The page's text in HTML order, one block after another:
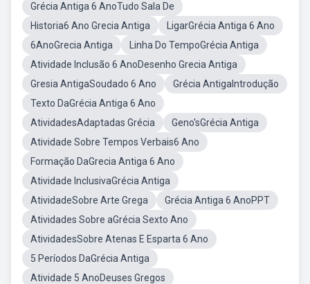
Grécia Antiga 6 AnoTudo Sala De
Historia6 Ano Grecia Antiga
LigarGrécia Antiga 6 Ano
6AnoGrecia Antiga
Linha Do TempoGrécia Antiga
Atividade Inclusão 6 AnoDesenho Grecia Antiga
Gresia AntigaSoudado 6 Ano
Grécia AntigaIntrodução
Texto DaGrécia Antiga 6 Ano
AtividadesAdaptadas Grécia
Geno'sGrécia Antiga
Atividade Sobre Tempos Verbais6 Ano
Formação DaGrecia Antiga 6 Ano
Atividade InclusivaGrécia Antiga
AtividadeSobre Arte Grega
Grécia Antiga 6 AnoPPT
Atividades Sobre aGrécia Sexto Ano
AtividadesSobre Atenas E Esparta 6 Ano
5 Períodos DaGrécia Antiga
Atividade 5 AnoDeuses Gregos